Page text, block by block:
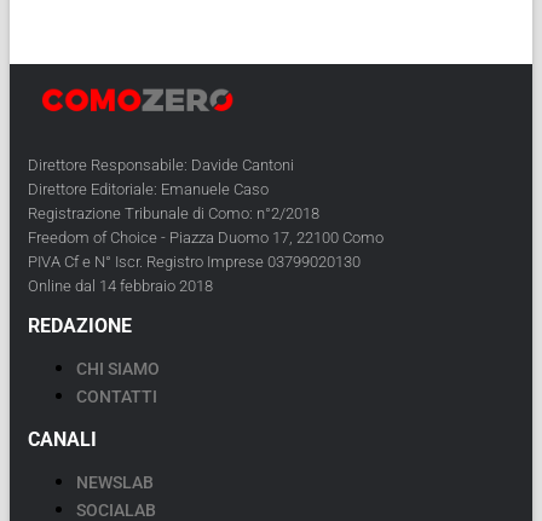
Direttore Responsabile: Davide Cantoni
Direttore Editoriale: Emanuele Caso
Registrazione Tribunale di Como: n°2/2018
Freedom of Choice - Piazza Duomo 17, 22100 Como
PIVA Cf e N° Iscr. Registro Imprese 03799020130
Online dal 14 febbraio 2018
REDAZIONE
CHI SIAMO
CONTATTI
CANALI
NEWSLAB
SOCIALAB